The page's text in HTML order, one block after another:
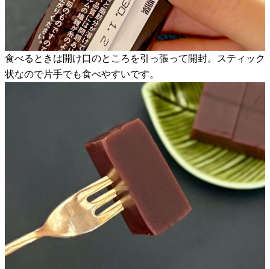
食べるときは開け口のところを引っ張って開封。スティック
状なので片手でも食べやすいです。